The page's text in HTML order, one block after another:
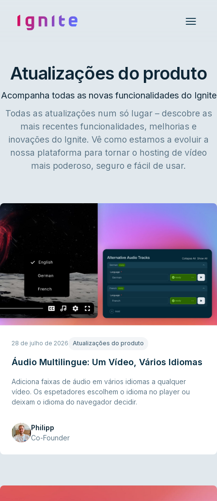
Ignite • Video Experience Cloud
Open
Atualizações do produto
Acompanha todas as novas funcionalidades do Ignite
Todas as atualizações num só lugar – descobre as
mais recentes funcionalidades, melhorias e
inovações do Ignite. Vê como estamos a evoluir a
nossa plataforma para tornar o hosting de vídeo
mais poderoso, seguro e fácil de usar.
28 de julho de 2026 Atualizações do produto
Áudio Multilingue: Um Vídeo, Vários Idiomas
Adiciona faixas de áudio em vários idiomas a qualquer
vídeo. Os espetadores escolhem o idioma no player ou
deixam o idioma do navegador decidir.
Philipp
Co-Founder